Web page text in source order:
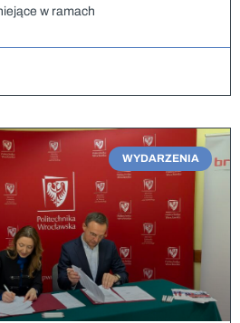
w ramach
WYDARZENIA